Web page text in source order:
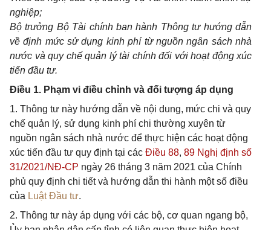
nghiệp;
Bộ trưởng Bộ Tài chính ban hành Thông tư hướng dẫn
về định mức sử dụng kinh phí từ nguồn ngân sách nhà
nước và quy chế quản lý tài chính đối với hoạt động xúc
tiến đầu tư.
Điều 1. Phạm vi điều chỉnh và đối tượng áp dụng
1. Thông tư này hướng dẫn về nội dung, mức chi và quy
chế quản lý, sử dụng kinh phí chi thường xuyên từ
nguồn ngân sách nhà nước để thực hiện các hoạt động
xúc tiến đầu tư quy định tại các Điều 88, 89 Nghị định số
31/2021/NĐ-CP ngày 26 tháng 3 năm 2021 của Chính
phủ quy định chi tiết và hướng dẫn thi hành một số điều
của Luật Đầu tư.
2. Thông tư này áp dụng với các bộ, cơ quan ngang bộ,